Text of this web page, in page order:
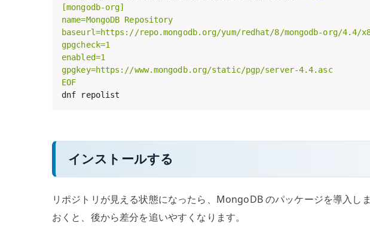
[mongodb-org]
name=MongoDB Repository
baseurl=https://repo.mongodb.org/yum/redhat/8/mongodb-org/4.4/
gpgcheck=1
enabled=1
gpgkey=https://www.mongodb.org/static/pgp/server-4.4.asc
EOF
dnf repolist
インストールする
リポジトリが見える状態になったら、MongoDB のパッケージを導入し
おくと、後から差分を追いやすくなります。